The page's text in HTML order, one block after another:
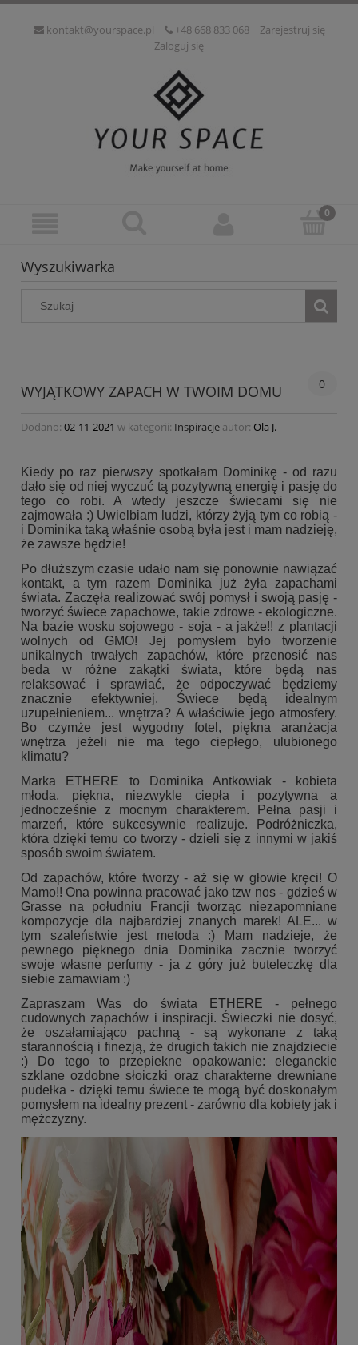
kontakt@yourspace.pl +48 668 833 068
Zarejestruj się
Zaloguj się
Wyszukiwarka
WYJĄTKOWY ZAPACH W TWOIM DOMU 0
Dodano: 02-11-2021 w kategorii: Inspiracje autor: Ola J.
Kiedy po raz pierwszy spotkałam Dominikę - od razu
dało się od niej wyczuć tą pozytywną energię i pasję do
tego co robi. A wtedy jeszcze świecami się nie
zajmowała :) Uwielbiam ludzi, którzy żyją tym co robią -
i Dominika taką właśnie osobą była jest i mam nadzieję,
że zawsze będzie!
Po dłuższym czasie udało nam się ponownie nawiązać
kontakt, a tym razem Dominika już żyła zapachami
świata. Zaczęła realizować swój pomysł i swoją pasję -
tworzyć świece zapachowe, takie zdrowe - ekologiczne.
Na bazie wosku sojowego - soja - a jakże!! z plantacji
wolnych od GMO! Jej pomysłem było tworzenie
unikalnych trwałych zapachów, które przenosić nas
beda w różne zakątki świata, które będą nas
relaksować i sprawiać, że odpoczywać będziemy
znacznie efektywniej. Świece będą idealnym
uzupełnieniem... wnętrza? A właściwie jego atmosfery.
Bo czymże jest wygodny fotel, piękna aranżacja
wnętrza jeżeli nie ma tego ciepłego, ulubionego
klimatu?
Marka
ETHERE to Dominika Antkowiak - kobieta
młoda, piękna, niezwykle ciepła i pozytywna a
jednocześnie z mocnym charakterem. Pełna pasji i
marzeń, które sukcesywnie realizuje. Podróżniczka,
która dzięki temu co tworzy - dzieli się z innymi w jakiś
sposób swoim światem.
Od zapachów, które tworzy - aż się w głowie kręci! O
Mamo!! Ona powinna pracować jako tzw nos - gdzieś w
Grasse na południu Francji tworząc niezapomniane
kompozycje dla najbardziej znanych marek! ALE... w
tym szaleństwie jest metoda :) Mam nadzieje, że
pewnego pięknego dnia Dominika zacznie tworzyć
swoje własne perfumy - ja z góry już buteleczkę dla
siebie zamawiam :)
Zapraszam Was do świata
ETHERE - pełnego
cudownych zapachów i inspiracji. Świeczki nie dosyć,
że oszałamiająco pachną - są wykonane z taką
starannością i finezją, że drugich takich nie znajdziecie
:) Do tego to przepiekne opakowanie: eleganckie
szklane ozdobne słoiczki oraz charakterne drewniane
pudełka - dzięki temu świece te mogą być doskonałym
pomysłem na idealny prezent - zarówno dla kobiety jak i
mężczyzny.